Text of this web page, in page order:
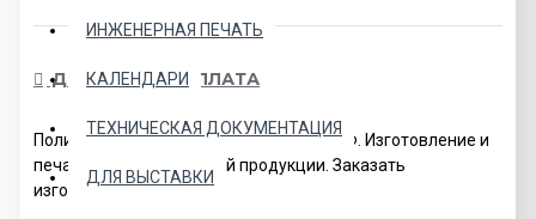
ИНЖЕНЕРНАЯ ПЕЧАТЬ
КАЛЕНДАРИ
ТЕХНИЧЕСКАЯ ДОКУМЕНТАЦИЯ
ДЛЯ ВЫСТАВКИ
ДОСТАВКА И ОПЛАТА
Полиграфия в Москве с доставкой по РФ. Изготовление и
печать полиграфической продукции. Заказать
изготовление и печать.